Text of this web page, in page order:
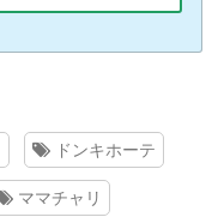
ドンキホーテ
ママチャリ